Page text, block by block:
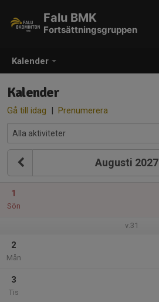
Kalender
Falu BMK
Fortsättningsgruppen
Kalender
Gå till idag | Prenumerera
Augusti 2027
1
Sön
v.31
2
Mån
3
Tis